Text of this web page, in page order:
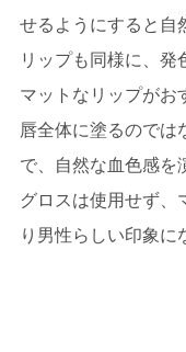
せるようにすると自
リップも同様に、発
マットなリップがお
唇全体に塗るのでは
で、自然な血色感を
グロスは使用せず、
り男性らしい印象に